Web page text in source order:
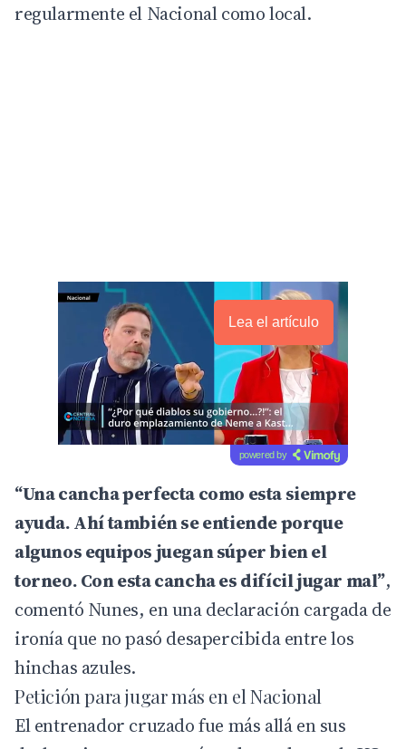
regularmente el Nacional como local.
Lea el artículo
powered by
“Una cancha perfecta como esta siempre
ayuda. Ahí también se entiende porque
algunos equipos juegan súper bien el
torneo. Con esta cancha es difícil jugar mal”,
comentó Nunes, en una declaración cargada de
ironía que no pasó desapercibida entre los
hinchas azules.
Petición para jugar más en el Nacional
El entrenador cruzado fue más allá en sus